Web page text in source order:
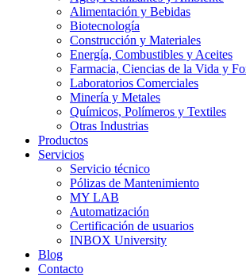
Alimentación y Bebidas
Biotecnología
Construcción y Materiales
Energía, Combustibles y Aceites
Farmacia, Ciencias de la Vida y
Laboratorios Comerciales
Minería y Metales
Químicos, Polímeros y Textiles
Otras Industrias
Productos
Servicios
Servicio técnico
Pólizas de Mantenimiento
MY LAB
Automatización
Certificación de usuarios
INBOX University
Blog
Contacto